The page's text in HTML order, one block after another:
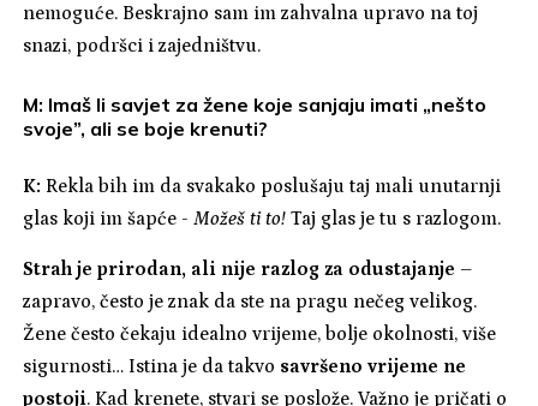
nemoguće. Beskrajno sam im zahvalna upravo na toj
snazi, podršci i zajedništvu.
M: Imaš li savjet za žene koje sanjaju imati „nešto
svoje”, ali se boje krenuti?
K: Rekla bih im da svakako poslušaju taj mali unutarnji
glas koji im šapće - Možeš ti to! Taj glas je tu s razlogom.
Strah je prirodan, ali nije razlog za odustajanje –
zapravo, često je znak da ste na pragu nečeg velikog.
Žene često čekaju idealno vrijeme, bolje okolnosti, više
sigurnosti… Istina je da takvo savršeno vrijeme ne
postoji. Kad krenete, stvari se poslože. Važno je pričati o